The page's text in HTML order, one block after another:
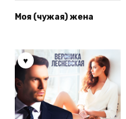
Моя (чужая) жена